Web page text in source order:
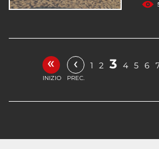
«
INIZIO
‹
PREC.
1 2 3 4 5 6